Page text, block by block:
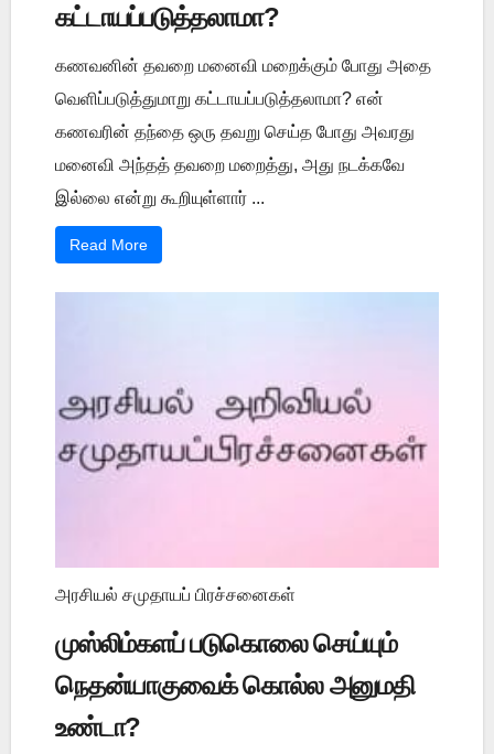
கட்டாயப்படுத்தலாமா?
கணவனின் தவறை மனைவி மறைக்கும் போது அதை
வெளிப்படுத்துமாறு கட்டாயப்படுத்தலாமா? என்
கணவரின் தந்தை ஒரு தவறு செய்த போது அவரது
மனைவி அந்தத் தவறை மறைத்து, அது நடக்கவே
இல்லை என்று கூறியுள்ளார் ...
Read More
அரசியல் சமுதாயப் பிரச்சனைகள்
முஸ்லிம்களப் படுகொலை செய்யும்
நெதன்யாகுவைக் கொல்ல அனுமதி
உண்டா?